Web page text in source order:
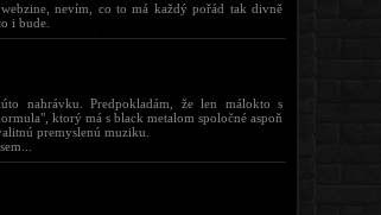
nevím, co to má každý pořád tak divně
i bude.
nahrávku. Predpokladám, že len málokto s
ktorý má s black metalom spoločné aspoň
premyslenú muziku.